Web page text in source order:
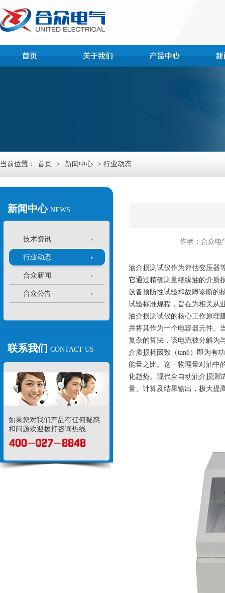
当前位置： 首页 > 新闻中心 > 行业动态
新闻中心 NEWS
技术资讯
行业动态
合众新闻
合众公告
联系我们 CONTACT US
如果您对我们产品有任何疑惑
和问题欢迎拨打咨询热线
作者：合众电
油介损测试仪作为评估变压器
它通过精确测量绝缘油的介质
设备预防性试验和故障诊断的
试验标准规程，旨在为相关从
油介损测试仪的核心工作原理
并将其作为一个电容器元件。
复杂的算法，该电流被分解为
介质损耗因数（tanδ）即为有
能量之比。这一物理量对油中
化趋势。现代全自动油介损测
量、计算及结果输出，极大提